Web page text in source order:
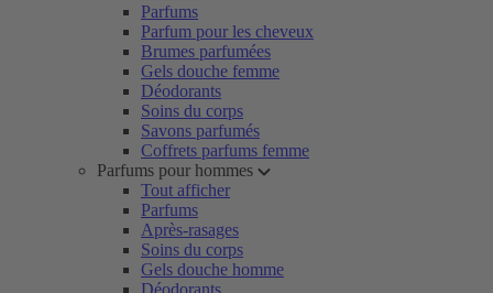
Parfums
Parfum pour les cheveux
Brumes parfumées
Gels douche femme
Déodorants
Soins du corps
Savons parfumés
Coffrets parfums femme
Parfums pour hommes
Tout afficher
Parfums
Après-rasages
Soins du corps
Gels douche homme
Déodorants